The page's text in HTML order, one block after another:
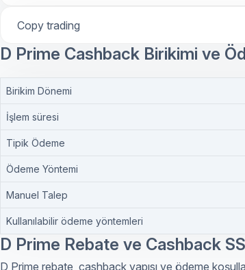
Copy trading
D Prime Cashback Birikimi ve
Birikim Dönemi
İşlem süresi
Tipik Ödeme
Ödeme Yöntemi
Manuel Talep
Kullanılabilir ödeme yöntemleri
D Prime Rebate ve Cashback
D Prime rebate, cashback yapısı ve ödeme